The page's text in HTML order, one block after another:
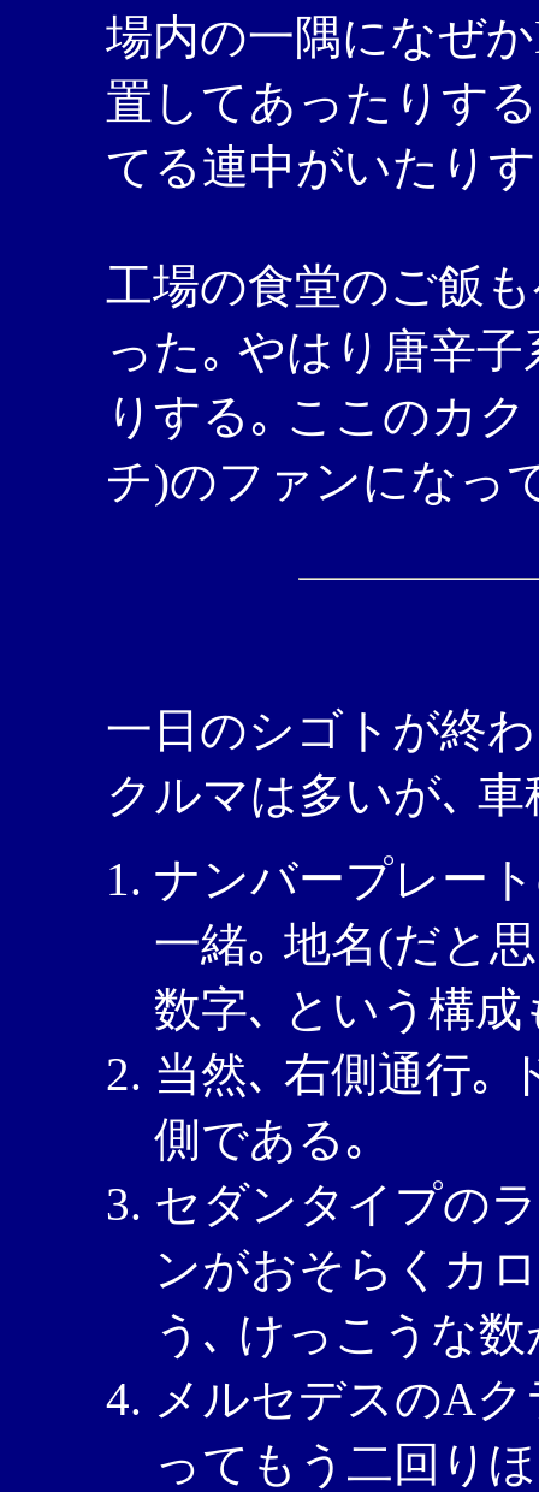
場内の一隅になぜ
置してあったりす
てる連中がいたり
工場の食堂のご飯
った｡ やはり唐辛
りする｡ ここのカ
チ)のファンになっ
一日のシゴトが終
クルマは多いが､
ナンバープレー
一緒｡ 地名(だと
数字､ という構成
当然､ 右側通行｡
側である｡
セダンタイプの
ンがおそらくカ
う､ けっこうな
メルセデスのA
ってもう二回り